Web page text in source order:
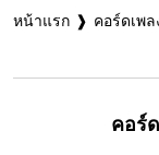
หน้าแรก คอร์ดเพล
คอร์